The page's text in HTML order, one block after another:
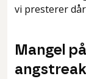
vi presterer
Mangel